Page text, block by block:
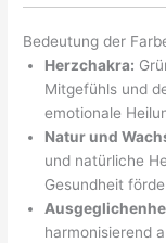
Bedeutung der
Herzchakra:
Mitgefühls und
emotionale
Natur und
und natürliche
Gesundheit
harmonisierend